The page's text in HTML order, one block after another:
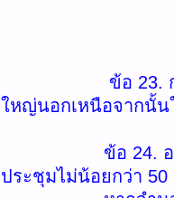
ข้อ 23. การประ
ใหญ่นอกเหนือจากนั้น
ข้อ 24. องค์ประ
ประชุมไม่น้อยกว่า